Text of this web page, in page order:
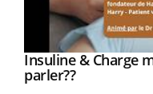
Youtube
Insuline & Charge
parler??Youtube